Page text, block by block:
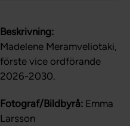
Beskrivning:
Madelene Meramveliotaki,
förste vice ordförande
2026-2030.
Fotograf/Bildbyrå: Emma
Larsson